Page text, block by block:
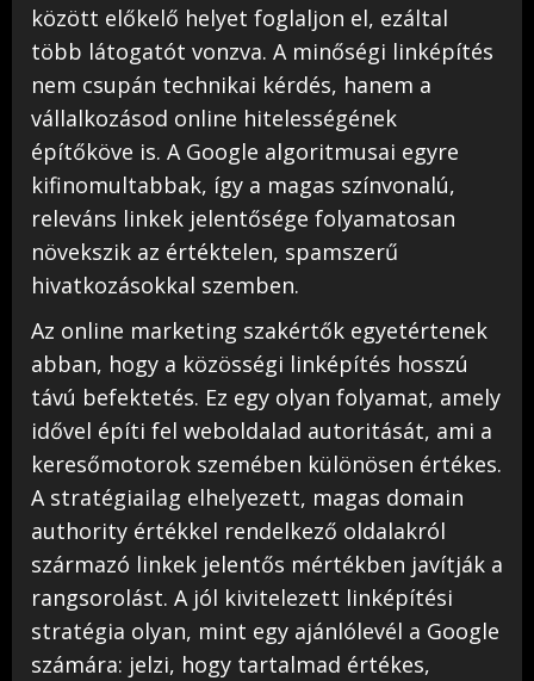
között előkelő helyet foglaljon el, ezáltal
több látogatót vonzva. A minőségi linképítés
nem csupán technikai kérdés, hanem a
vállalkozásod online hitelességének
építőköve is. A Google algoritmusai egyre
kifinomultabbak, így a magas színvonalú,
releváns linkek jelentősége folyamatosan
növekszik az értéktelen, spamszerű
hivatkozásokkal szemben.
Az online marketing szakértők egyetértenek
abban, hogy a közösségi linképítés hosszú
távú befektetés. Ez egy olyan folyamat, amely
idővel építi fel weboldalad autoritását, ami a
keresőmotorok szemében különösen értékes.
A stratégiailag elhelyezett, magas domain
authority értékkel rendelkező oldalakról
származó linkek jelentős mértékben javítják a
rangsorolást. A jól kivitelezett linképítési
stratégia olyan, mint egy ajánlólevél a Google
számára: jelzi, hogy tartalmad értékes,